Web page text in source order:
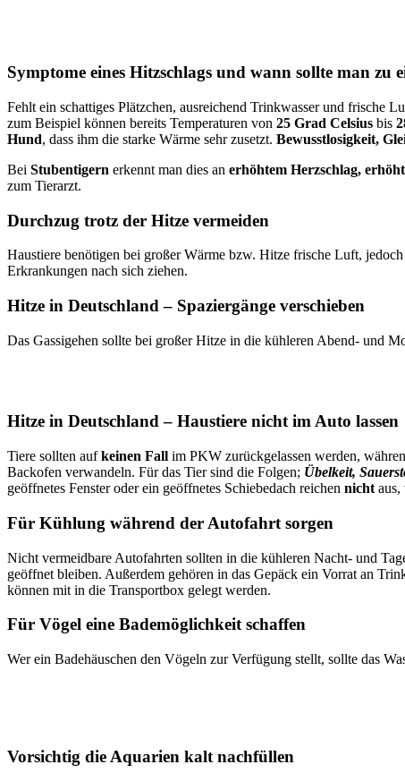
Symptome eines Hitzschlags und wann sollte man zu
Fehlt ein schattiges Plätzchen, ausreichend Trinkwasser und frische
zum Beispiel können bereits Temperaturen von 25 Grad Celsius bis
Hund, dass ihm die starke Wärme sehr zusetzt. Bewusstlosigkeit,
Bei Stubentigern erkennt man dies an erhöhtem Herzschlag,
zum Tierarzt.
Durchzug trotz der Hitze vermeiden
Haustiere benötigen bei großer Wärme bzw. Hitze frische Luft,
Erkrankungen nach sich ziehen.
Hitze in Deutschland – Spaziergänge verschieben
Das Gassigehen sollte bei großer Hitze in die kühleren Abend- und
Hitze in Deutschland – Haustiere nicht im Auto lassen
Tiere sollten aufkeinen Fall im PKW zurückgelassen werden,
Backofen verwandeln. Für das Tier sind die Folgen; Übelkeit,
geöffnetes Fenster oder ein geöffnetes Schiebedach reichen nicht aus,
Für Kühlung während der Autofahrt sorgen
Nicht vermeidbare Autofahrten sollten in die kühleren Nacht- und
geöffnet bleiben. Außerdem gehören in das Gepäck ein Vorrat an
können mit in die Transportbox gelegt werden.
Für Vögel eine Bademöglichkeit schaffen
Wer ein Badehäuschen den Vögeln zur Verfügung stellt, sollte das
Vorsichtig die Aquarien kalt nachfüllen